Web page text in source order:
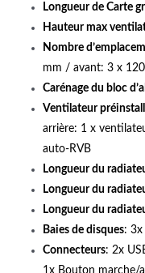
Longueur de Carte
Hauteur max
Nombre
mm / avant: 3 x
Carénage du bloc
Ventilateur
arrière: 1 x
auto-RVB
Longueur du
Longueur du
Longueur du
Baies de disques: 3x
Connecteurs: 2x
1x Bouton marche/